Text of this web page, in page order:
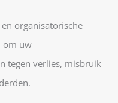
organisatorische
om uw
tegen verlies, misbruik